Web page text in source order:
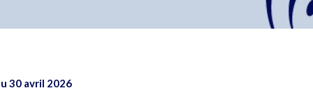
30 avril 2026